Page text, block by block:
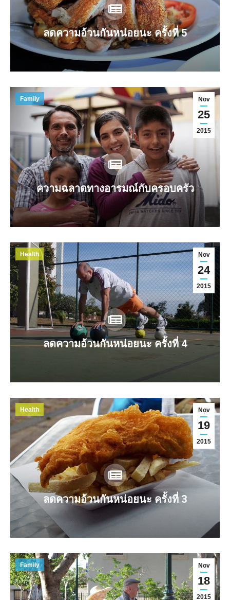
ลดความอ้วนกันหน่อยนะ ครั้งที่ 5
Nov
25
2015
Family
ความฉลาดทางอารมณ์กับครอบครัว
Nov
24
2015
Health
ลดความอ้วนกันหน่อยนะ ครั้งที่ 4
Nov
19
2015
Health
ลดความอ้วนกันหน่อยนะ ครั้งที่ 3
Nov
18
2015
Family